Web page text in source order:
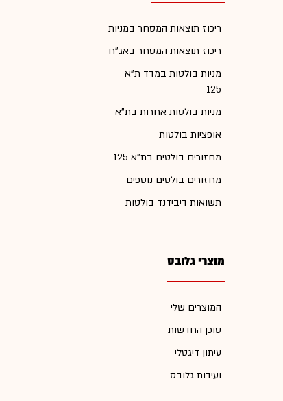
ריכוז תוצאות המסחר במניות
ריכוז תוצאות המסחר באג"ח
מניות בולטות במדד ת"א
125
מניות בולטות אחרות בת"א
אופציות בולטות
מחזורים בולטים בת"א 125
מחזורים בולטים נוספים
תשואות דיבידנד בולטות
מוצרי גלובס
המוצרים שלי
סוכן החדשות
עיתון דיגטלי
ועידות גלובס